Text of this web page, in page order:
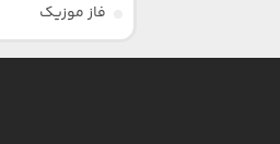
فاز موزیک